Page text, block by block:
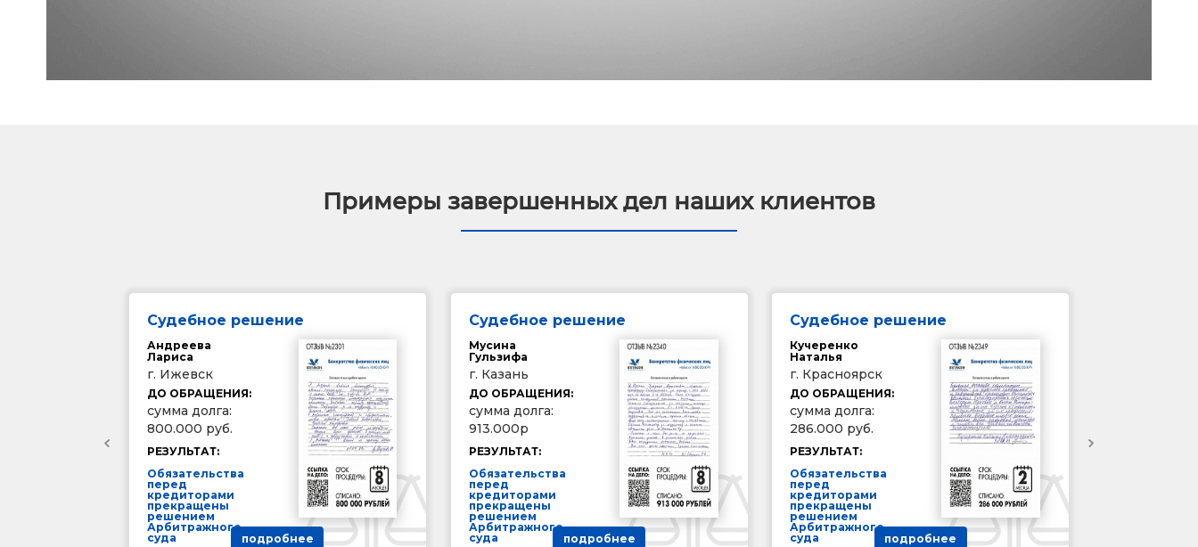
Примеры завершенных дел наших клиентов
Судебное решение
Андреева
Лариса
г. Ижевск
ДО ОБРАЩЕНИЯ:
сумма долга:
800.000 руб.
РЕЗУЛЬТАТ:
Обязательства
перед
кредиторами
прекращены
решением
Арбитражного
суда
подробнее
Судебное решение
Мусина
Гульзифа
г. Казань
ДО ОБРАЩЕНИЯ:
сумма долга:
913.000р
РЕЗУЛЬТАТ:
Обязательства
перед
кредиторами
прекращены
решением
Арбитражного
суда
подробнее
Судебное решение
Кучеренко
Наталья
г. Красноярск
ДО ОБРАЩЕНИЯ:
сумма долга:
286.000 руб.
РЕЗУЛЬТАТ:
Обязательства
перед
кредиторами
прекращены
решением
Арбитражного
суда
подробнее